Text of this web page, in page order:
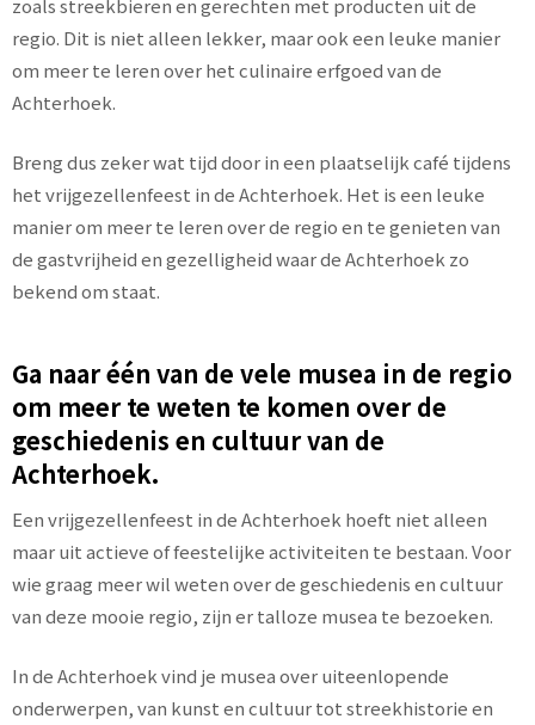
zoals streekbieren en gerechten met producten uit de
regio. Dit is niet alleen lekker, maar ook een leuke manier
om meer te leren over het culinaire erfgoed van de
Achterhoek.
Breng dus zeker wat tijd door in een plaatselijk café tijdens
het vrijgezellenfeest in de Achterhoek. Het is een leuke
manier om meer te leren over de regio en te genieten van
de gastvrijheid en gezelligheid waar de Achterhoek zo
bekend om staat.
Ga naar één van de vele musea in de regio
om meer te weten te komen over de
geschiedenis en cultuur van de
Achterhoek.
Een vrijgezellenfeest in de Achterhoek hoeft niet alleen
maar uit actieve of feestelijke activiteiten te bestaan. Voor
wie graag meer wil weten over de geschiedenis en cultuur
van deze mooie regio, zijn er talloze musea te bezoeken.
In de Achterhoek vind je musea over uiteenlopende
onderwerpen, van kunst en cultuur tot streekhistorie en